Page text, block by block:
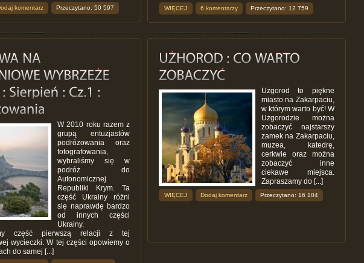
komentarz Przeczytano: 50 597 WIĘCEJ 6 komentarzy Przeczytano: 12 759
W 2010 roku razem z
grupą entuzjastów
podróżowania oraz
fotografowania,
wybraliśmy się w
podróż do
Autonomicznej
Republiki Krym. Ta
część Ukrainy różni
się naprawdę bardzo
od innych części
Ukrainy.
część pierwszą relacji z tej
wycieczki. W tej części opowiemy o
do samej [...]
Użgorod to piękne
miasto na Zakarpaciu,
w którym warto być! W
Użgorodzie można
zobaczyć najstarszy
zamek na Zakarpaciu,
muzea, katedrę,
cerkwie oraz można
zobaczyć inne
ciekawe miejsca.
Zapraszamy do [...]
WIĘCEJ Dodaj komentarz Przeczytano: 16 104